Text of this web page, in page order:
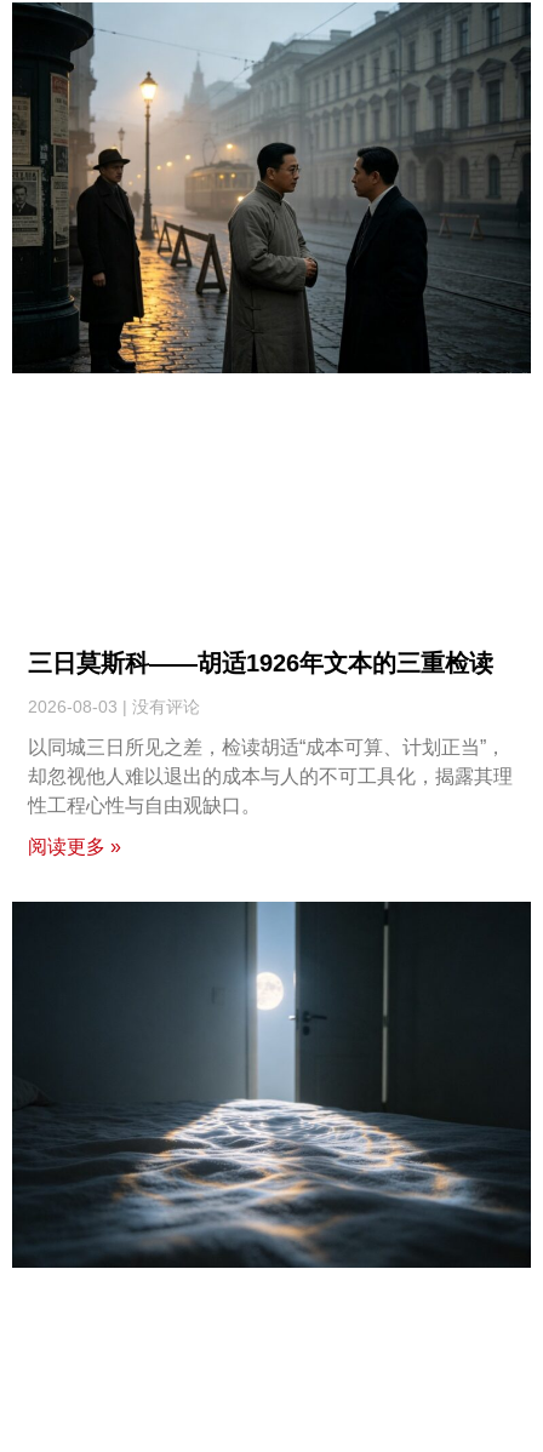
三日莫斯科——胡适1926年文本的三重检读
2026-08-03 没有评论
以同城三日所见之差，检读胡适“成本可算、计划正当”，
却忽视他人难以退出的成本与人的不可工具化，揭露其理
性工程心性与自由观缺口。
阅读更多 »